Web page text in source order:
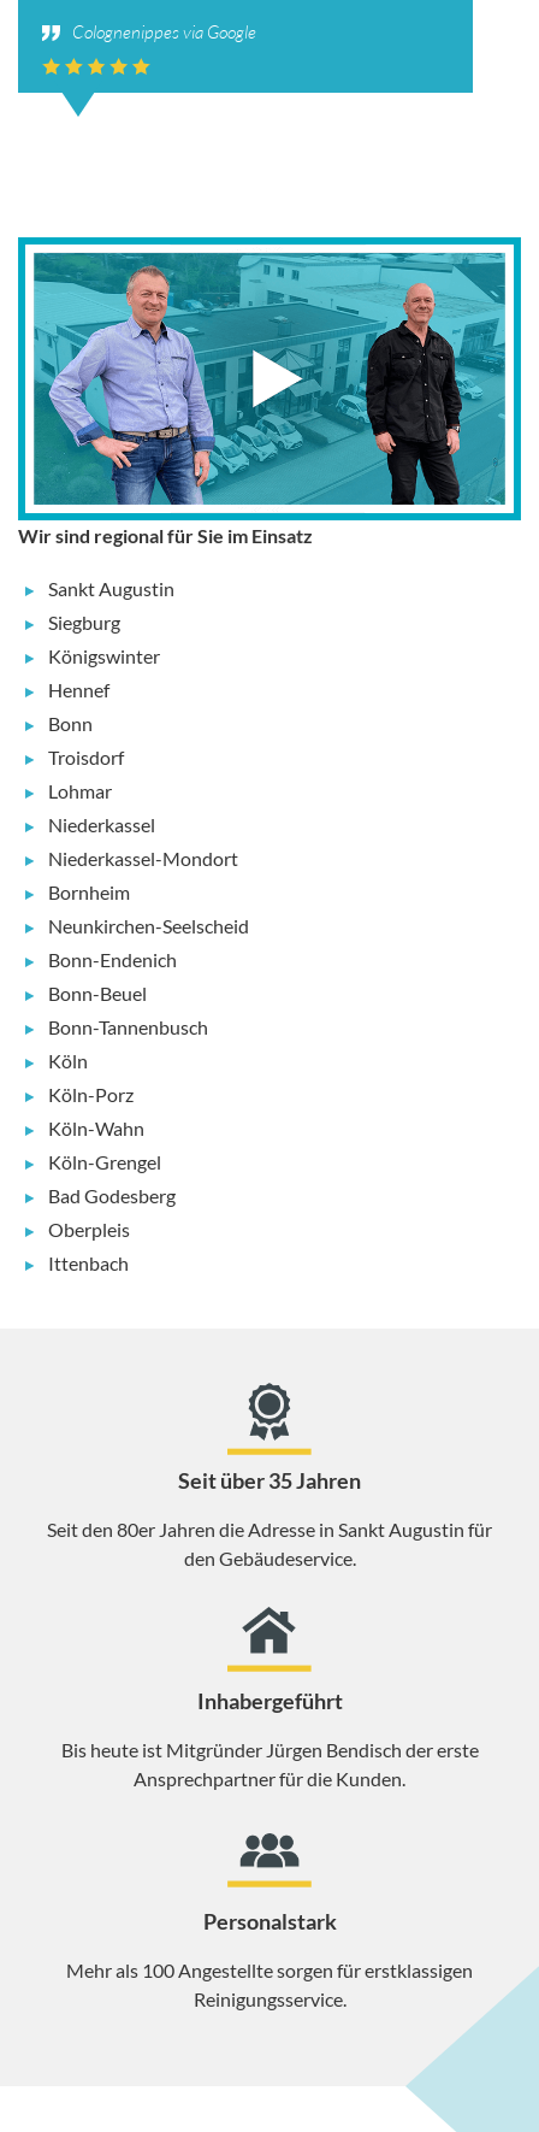
Colognenippes via Google
Wir sind regional für Sie im Einsatz
Sankt Augustin
Siegburg
Königswinter
Hennef
Bonn
Troisdorf
Lohmar
Niederkassel
Niederkassel-Mondort
Bornheim
Neunkirchen-Seelscheid
Bonn-Endenich
Bonn-Beuel
Bonn-Tannenbusch
Köln
Köln-Porz
Köln-Wahn
Köln-Grengel
Bad Godesberg
Oberpleis
Ittenbach
Seit über 35 Jahren
Seit den 80er Jahren die Adresse in Sankt Augustin für
den Gebäudeservice.
Inhabergeführt
Bis heute ist Mitgründer Jürgen Bendisch der erste
Ansprechpartner für die Kunden.
Personalstark
Mehr als 100 Angestellte sorgen für erstklassigen
Reinigungsservice.